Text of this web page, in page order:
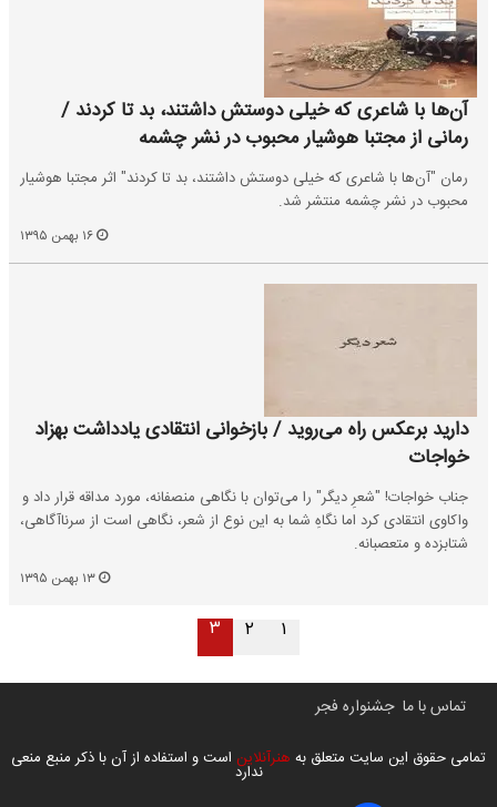
آن‌ها با شاعری که خیلی دوستش داشتند، بد تا کردند /
رمانی از مجتبا هوشیار محبوب در نشر چشمه
رمان "آن‌ها با شاعری که خیلی دوستش داشتند، بد تا کردند" اثر مجتبا هوشیار
محبوب در نشر چشمه منتشر شد.
دارید برعکس راه می‌روید / بازخوانی انتقادی یادداشت بهزاد
خواجات
جناب خواجات! "شعرِ دیگر" را می‌توان با نگاهی منصفانه، مورد مداقه قرار داد و
واکاوی انتقادی کرد اما نگاهِ شما به این نوع از شعر، نگاهی است از سرناآگاهی،
شتابزده و متعصبانه.
۱ ۲ ۳
تماس با ما جشنواره فجر
تمامی حقوق این سایت متعلق به هنرآنلاین است و استفاده از آن با ذکر منبع منعی
ندارد